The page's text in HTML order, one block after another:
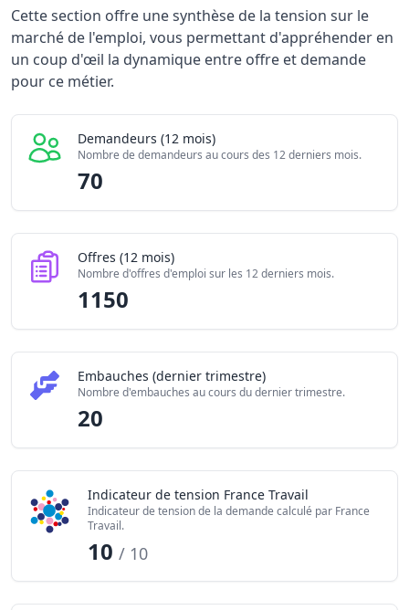
Statistiques recrutement Agent recenseur / Agente
Indicateur
Demandeurs d'emploi (12 mois)
70
Offres publiées (12 mois)
Indice de tension globale
Cette section offre une synthèse de la tension sur le
marché de l'emploi, vous permettant d'appréhender en
un coup d'œil la dynamique entre offre et demande
pour ce métier.
Demandeurs (12 mois)
Nombre de demandeurs au cours des 12 derniers mois.
70
Offres (12 mois)
Nombre d'offres d'emploi sur les 12 derniers mois.
1150
Embauches (dernier trimestre)
Nombre d'embauches au cours du dernier trimestre.
20
Indicateur de tension France Travail
Indicateur de tension de la demande calculé par France
Travail.
10/ 10